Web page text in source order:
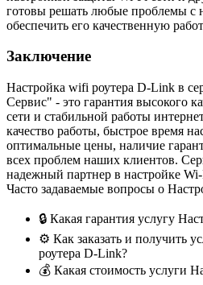
готовы решать любые проблемы с
обеспечить его качественную
Заключение
Настройка wifi роутера D-Link в
Сервис" - это гарантия высокого
сети и стабильной работы
качество работы, быстрое время
оптимальные цены, наличие
всех проблем наших клиентов.
надежный партнер в настройке
Часто задаваемые вопросы о
🔒 Какая гарантия услугу
⚙️ Как заказать и получить
роутера D-Link?
💰 Какая стоимость услуги